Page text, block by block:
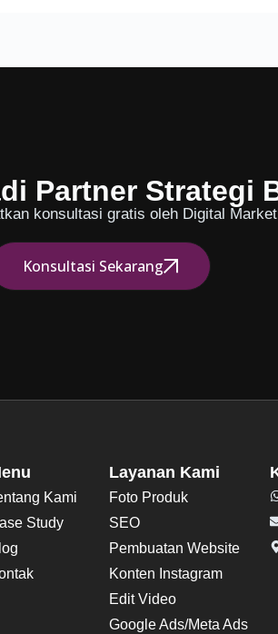
Partner Strategi
konsultasi gratis oleh Digital
Konsultasi Sekarang
Kami
Study
Layanan Kami
Foto Produk
SEO
Pembuatan Website
Konten Instagram
Edit Video
Google Ads/Meta Ads